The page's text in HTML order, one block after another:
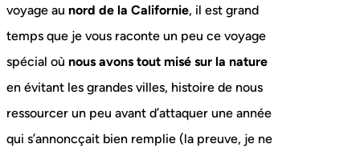
voyage au nord de la Californie, il est grand
temps que je vous raconte un peu ce voyage
spécial où nous avons tout misé sur la nature
en évitant les grandes villes, histoire de nous
ressourcer un peu avant d’attaquer une année
qui s’annoncçait bien remplie (la preuve, je ne